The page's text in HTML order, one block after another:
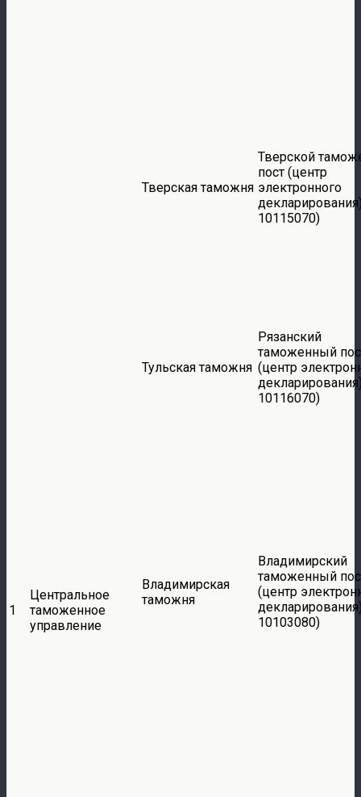
1
Центральное
таможенное
управление
Тверская таможня
Тверской
пост (центр
электронного
10115070)
Тульская таможня
Рязанский
таможенный
(центр
10116070)
Владимирская
таможня
Владимирский
таможенный
(центр
10103080)